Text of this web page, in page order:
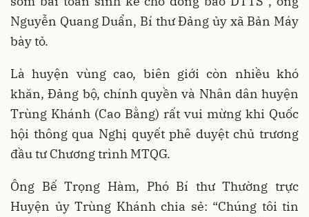
Nguyễn Quang Duẩn, Bí thư Đảng ủy xã Bản Máy
bày tỏ.
Là huyện vùng cao, biên giới còn nhiều khó
khăn, Đảng bộ, chính quyền và Nhân dân huyện
Trùng Khánh (Cao Bằng) rất vui mừng khi Quốc
hội thông qua Nghị quyết phê duyệt chủ trương
đầu tư Chương trình MTQG.
Ông Bế Trọng Hàm, Phó Bí thư Thường trực
Huyện ủy Trùng Khánh chia sẻ: “Chúng tôi tin